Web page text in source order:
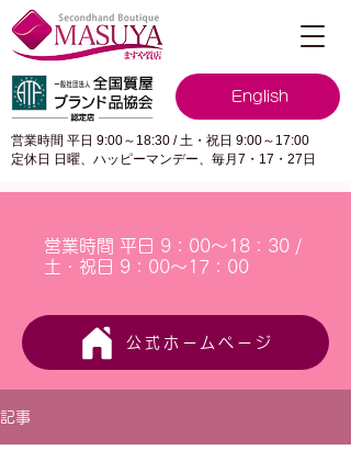
English
営業時間 平日 9:00～18:30 / 土・祝日 9:00～17:00
定休日 日曜、ハッピーマンデー、毎月7・17・27日
営業時間 平日 9：00～18：30 /
土・祝日 9：00～17：00
公式ホームページ
記事